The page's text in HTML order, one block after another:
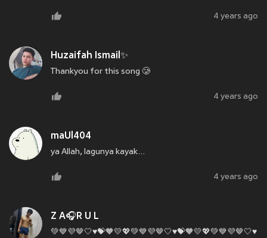
4 years ago
Huzaifah Ismail✨
Thankyou for this song 🥲
4 years ago
maUl404
ya Allah, lagunya kayak...
4 years ago
Z A🎧R U L
💚💙💜🤎🤍♥️💝🧡💛💖💚💙💜🤎🤍♥️💝🧡💛💖💚💙💜🤎🤍♥️